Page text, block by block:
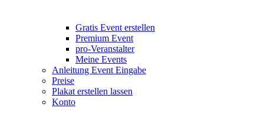
Gratis Event erstellen
Premium Event
pro-Veranstalter
Meine Events
Anleitung Event Eingabe
Preise
Plakat erstellen lassen
Konto